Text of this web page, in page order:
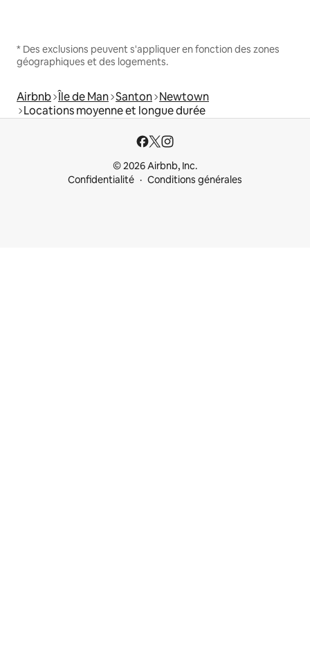
* Des exclusions peuvent s'appliquer en fonction des zones
géographiques et des logements.
Airbnb Île de Man Santon Newtown
Locations moyenne et longue durée
© 2026 Airbnb, Inc.
Confidentialité
Conditions générales